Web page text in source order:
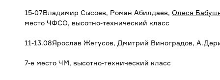
15-07Владимир Сысоев, Роман Абилдаев, Олеся
место ЧФСО, высотно-технический класс
11-13.08Ярослав Жегусов, Дмитрий Виноградов,
7-е место ЧМ, высотно-технический класс